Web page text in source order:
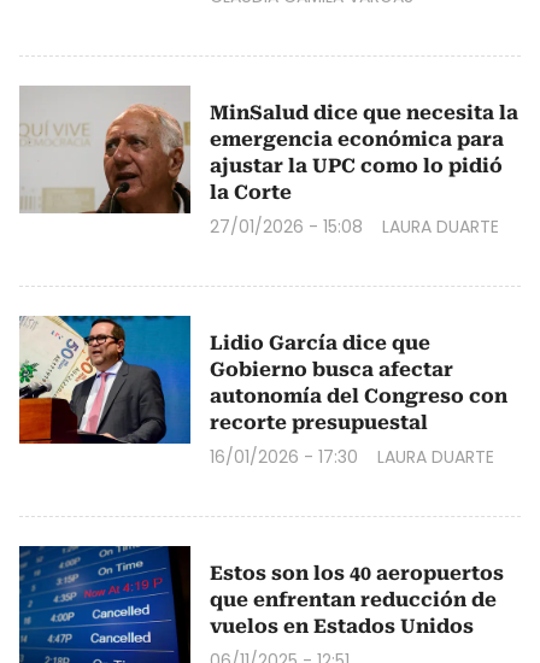
MinSalud dice que necesita la
emergencia económica para
ajustar la UPC como lo pidió
la Corte
27/01/2026 - 15:08 LAURA DUARTE
Lidio García dice que
Gobierno busca afectar
autonomía del Congreso con
recorte presupuestal
16/01/2026 - 17:30 LAURA DUARTE
Estos son los 40 aeropuertos
que enfrentan reducción de
vuelos en Estados Unidos